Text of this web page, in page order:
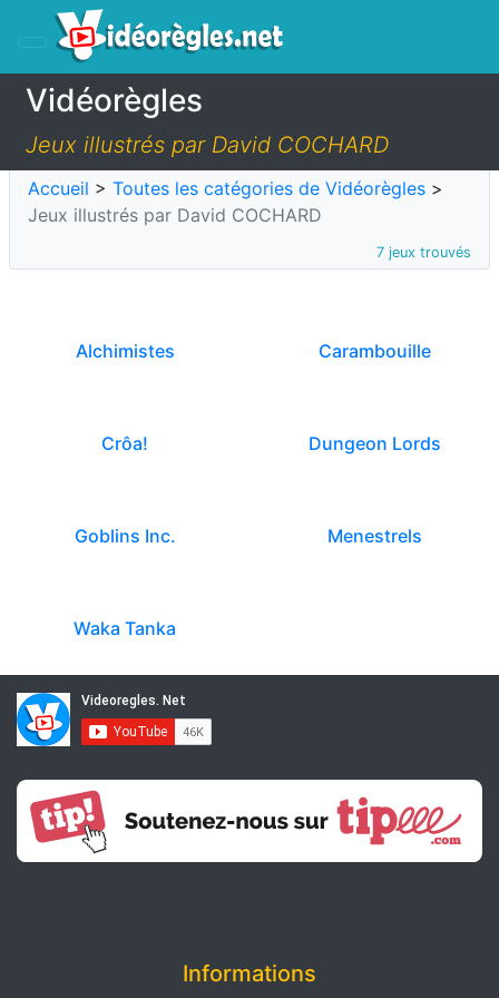
Vidéorègles
Jeux illustrés par David COCHARD
Accueil > Toutes les catégories de Vidéorègles >
Jeux illustrés par David COCHARD
7 jeux trouvés
Alchimistes Carambouille
Crôa! Dungeon Lords
Goblins Inc. Menestrels
Waka Tanka
Informations